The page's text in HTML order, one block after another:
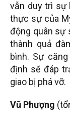
vẫn duy trì sự
thực sự của
động quân sự
thành quả
bình. Sự
định sẽ đáp
giao bị phá vỡ.
Vũ Phượng